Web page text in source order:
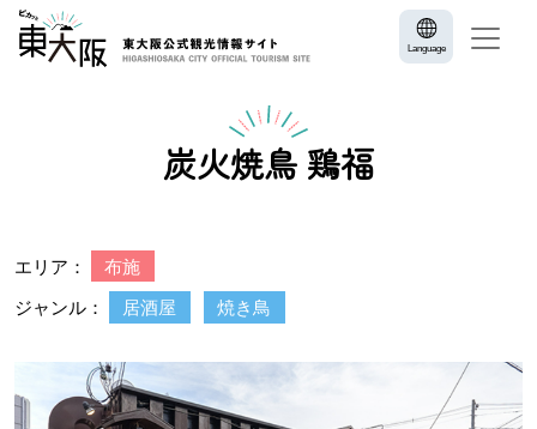
Language
炭火焼鳥 鶏福
エリア： 布施
ジャンル： 居酒屋 焼き鳥